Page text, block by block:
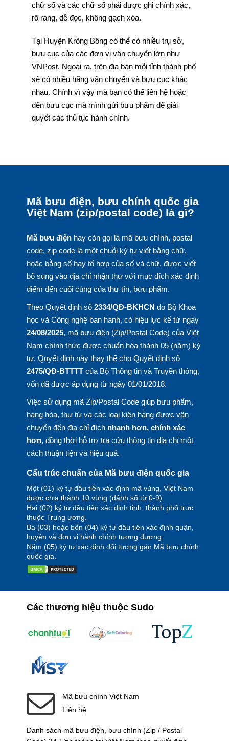
chữ số và các chữ số phải được ghi chính xác,
rõ ràng, dễ đọc, không gạch xóa.
Tại Huyện Krông Bông có thể có nhiều trụ sở,
bưu cục của các đơn vị vận chuyển lớn như
VNPost. Ngoài ra, trên địa bàn mỗi tỉnh thành phố
sẽ có nhiều hãng vận chuyển và bưu cục khác
nhau. Chính vì vậy mà bạn có thể liên hệ hoặc
đến bưu cục mà mình gửi bưu phẩm để giải
quyết các thủ tục hành chính.
Mã bưu điện, bưu chính quốc gia
Việt Nam (zip/postal code) là gì?
Mã bưu điệnhay còn gọi là mã bưu chính, postal
code, zip code là một chuỗi ký tự viết bằng chữ,
hoặc bằng số hay tổ hợp của số và chữ, được viết
bổ sung vào địa chỉ nhận thư với mục đích xác định
điểm đến cuối cùng của thư tín, bưu phẩm.
Theo Quyết định số 2334/QĐ-BKHCN do Bộ Khoa
học và Công nghệ ban hành, có hiệu lực kể từ ngày
24/08/2025, mã bưu điện (Zip/Postal Code) của Việt
Nam chính thức được chuẩn hóa thành 05 (năm) ký
tự. Quyết định này thay thế cho Quyết định số
2475/QĐ-BTTTTcủa Bộ Thông tin và Truyền thông,
vốn đã được áp dụng từ ngày 01/01/2018.
Việc sử dụng mã Zip/Postal Code giúp bưu phẩm,
hàng hóa, thư từ và các loại kiện hàng được vận
chuyển đến địa chỉ đích nhanh hơn, chính xác
hơn, đồng thời hỗ trợ tra cứu thông tin địa chỉ một
cách thuận tiện và hiệu quả.
Cấu trúc chuẩn của Mã bưu điện quốc gia
Một (01) ký tự đầu tiên xác định mã vùng, Việt Nam
được chia thành 10 vùng (đánh số từ 0-9).
Hai (02) ký tự đầu tiên xác định tỉnh, thành phố trực
thuộc Trung ương.
Ba (03) hoặc bốn (04) ký tự đầu tiên xác định quận,
huyện và đơn vị hành chính tương đương.
Năm (05) ký tự xác định đối tượng gán Mã bưu chính
quốc gia.
Các thương hiệu thuộc Sudo
Mã bưu chính Việt Nam
Liên hệ
Danh sách mã bưu điện, bưu chính (Zip / Postal